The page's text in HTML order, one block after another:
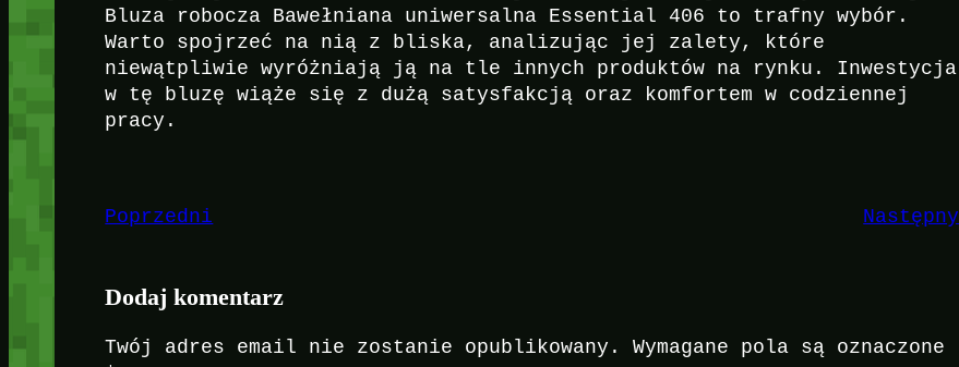
Bluza robocza Bawełniana uniwersalna Essential 406 to trafny wybór.
Warto spojrzeć na nią z bliska, analizując jej zalety, które
niewątpliwie wyróżniają ją na tle innych produktów na rynku. Inwestycja
w tę bluzę wiąże się z dużą satysfakcją oraz komfortem w codziennej
pracy.
Poprzedni Następny
Dodaj komentarz
Twój adres email nie zostanie opublikowany.
Wymagane pola są oznaczone